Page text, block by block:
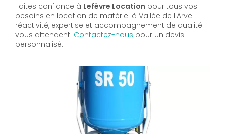
Faites confiance à Lefèvre Location pour tous vos
besoins en location de matériel à Vallée de l'Arve :
réactivité, expertise et accompagnement de qualité
vous attendent. Contactez-nous pour un devis
personnalisé.